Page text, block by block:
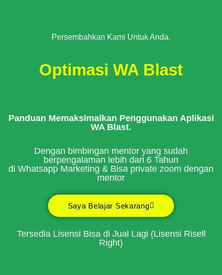
Persembahkan Kami Untuk Anda,
Optimasi WA Blast
Panduan Memaksimalkan Penggunakan Aplikasi
WA Blast.
Dengan bimbingan mentor yang sudah
berpengalaman lebih dari 6 Tahun
di Whatsapp Marketing & Bisa private zoom dengan
mentor
Saya Belajar Sekarang
Tersedia Lisensi Bisa di Jual Lagi (Lisensi Risell
Right)